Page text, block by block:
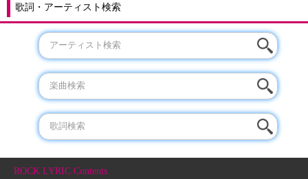
歌詞・アーティスト検索
ROCK LYRIC Contents